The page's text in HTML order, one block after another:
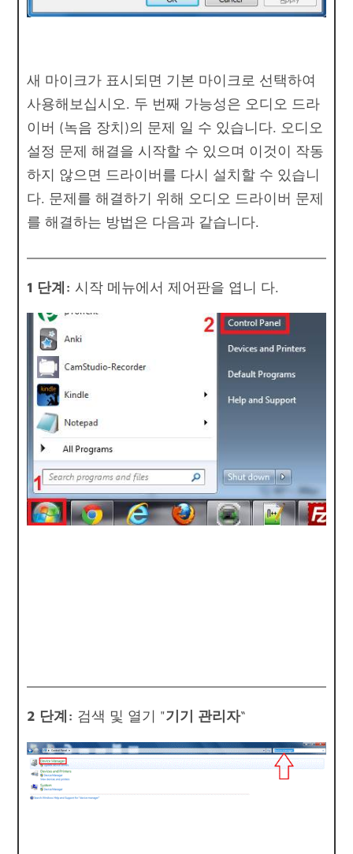
새 마이크가 표시되면 기본 마이크로 선택하여
사용해보십시오. 두 번째 가능성은 오디오 드라
이버 (녹음 장치)의 문제 일 수 있습니다. 오디오
설정 문제 해결을 시작할 수 있으며 이것이 작동
하지 않으면 드라이버를 다시 설치할 수 있습니
다. 문제를 해결하기 위해 오디오 드라이버 문제
를 해결하는 방법은 다음과 같습니다.
1 단계: 시작 메뉴에서 제어판을 엽니 다.
2 단계: 검색 및 열기 "기기 관리자“